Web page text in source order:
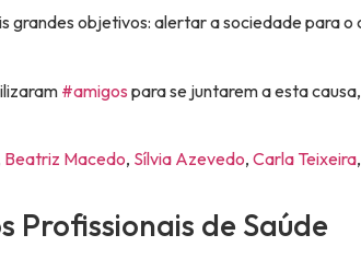
grandes objetivos: alertar a sociedade para
#amigos para se juntarem a esta
Beatriz Macedo, Sílvia Azevedo, Carla Teixeira
Profissionais de Saúde